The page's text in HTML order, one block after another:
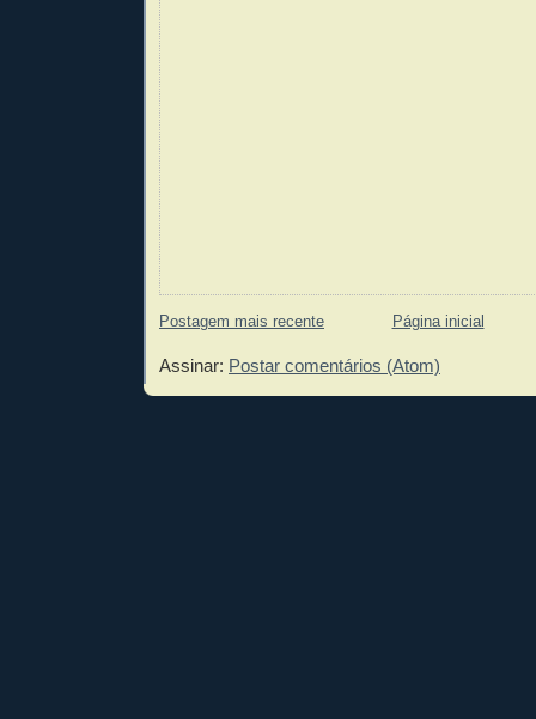
Postagem mais recente Página inicial
Assinar: Postar comentários (Atom)